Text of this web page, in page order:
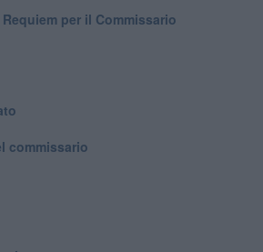
Requiem per il Commissario
commissario